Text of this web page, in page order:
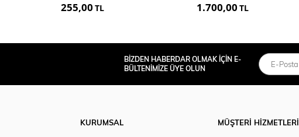
255,00 TL 1.700,00 TL
BİZDEN HABERDAR OLMAK İÇİN E-
BÜLTENİMİZE ÜYE OLUN
KURUMSAL
MÜŞTERİ HİZMETLERİ